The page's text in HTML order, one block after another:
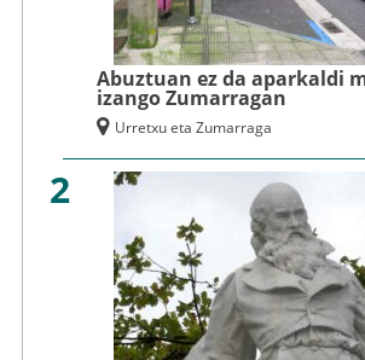
Abuztuan ez da aparkaldi
izango Zumarragan
Urretxu eta Zumarraga
2